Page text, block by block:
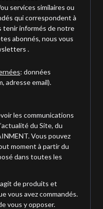
services similaires ou
qui correspondent à
tenir informés de notre
abonnés, nous vous
.
: données
adresse email).
les communications
du Site, du
Vous pouvez
moment à partir du
dans toutes les
de produits et
vous avez commandés.
vous y opposer.